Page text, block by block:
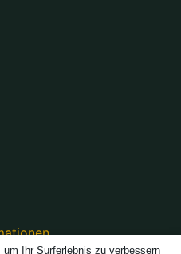
Ihr Surferlebnis zu verbessern